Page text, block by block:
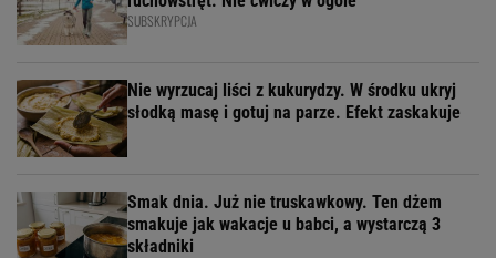
SUBSKRYPCJA
Nie wyrzucaj liści z kukurydzy. W środku ukryj
słodką masę i gotuj na parze. Efekt zaskakuje
Smak dnia. Już nie truskawkowy. Ten dżem
smakuje jak wakacje u babci, a wystarczą 3
składniki